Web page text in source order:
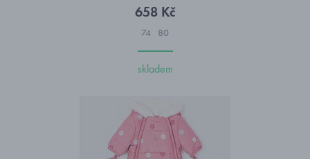
658 Kč
74 80
skladem